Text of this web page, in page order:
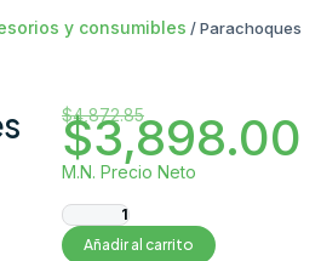
y consumibles / Parachoques
$4,872.85
$3,898.00
M.N. Precio Neto
Añadir al carrito